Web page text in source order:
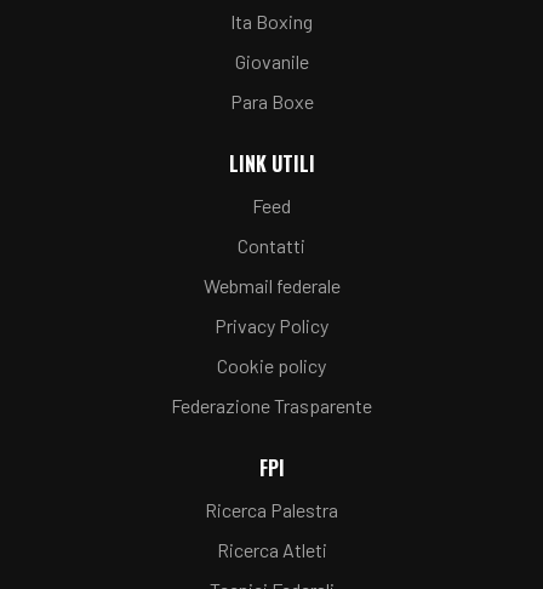
Ita Boxing
Giovanile
Para Boxe
LINK UTILI
Feed
Contatti
Webmail federale
Privacy Policy
Cookie policy
Federazione Trasparente
FPI
Ricerca Palestra
Ricerca Atleti